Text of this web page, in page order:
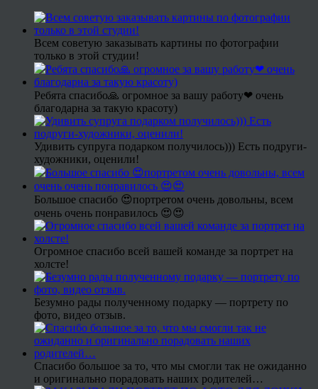
Всем советую заказывать картины по фотографии
только в этой студии!
Ребята спасибо🙏 огромное за вашу работу❤ очень
благодарна за такую красоту)
Удивить супруга подарком получилось))) Есть подруги-
художники, оценили!
Большое спасибо 😍портретом очень довольны, всем
очень очень понравилось 😍😍
Огромное спасибо всей вашей команде за портрет на
холсте!
Безумно рады полученному подарку — портрету по
фото, видео отзыв.
Спасибо большое за то, что мы смогли так не ожиданно
и оригинально порадовать наших родителей…